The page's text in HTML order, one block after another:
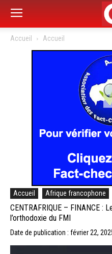
Accueil Accueil
Accueil Afrique francophone
CENTRAFRIQUE – FINANCE :
l’orthodoxie du FMI
Date de publication : février 22,